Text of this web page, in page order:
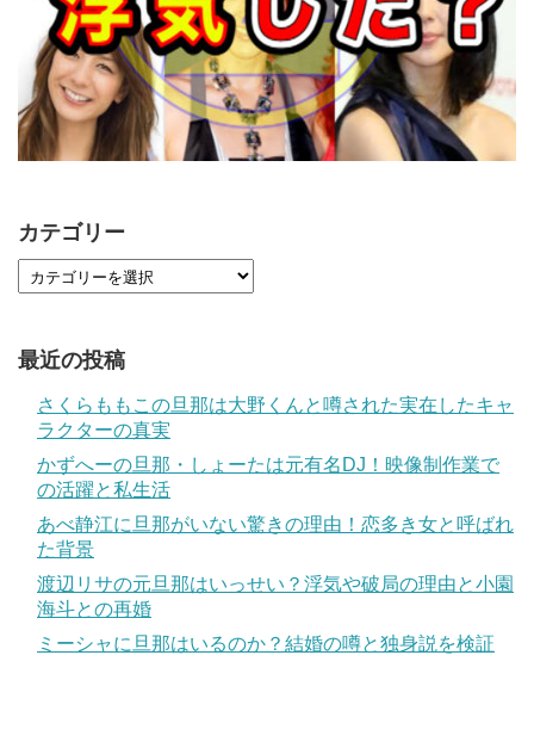
カテゴリー
最近の投稿
さくらももこの旦那は大野くんと噂された実在したキャ
ラクターの真実
かずへーの旦那・しょーたは元有名DJ！映像制作業で
の活躍と私生活
あべ静江に旦那がいない驚きの理由！恋多き女と呼ばれ
た背景
渡辺リサの元旦那はいっせい？浮気や破局の理由と小園
海斗との再婚
ミーシャに旦那はいるのか？結婚の噂と独身説を検証